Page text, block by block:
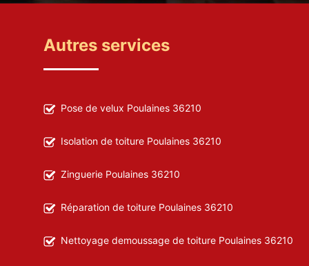
Autres services
Pose de velux Poulaines 36210
Isolation de toiture Poulaines 36210
Zinguerie Poulaines 36210
Réparation de toiture Poulaines 36210
Nettoyage demoussage de toiture Poulaines 36210